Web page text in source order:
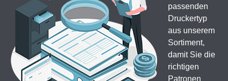
passenden
Druckertyp
aus unserem
Sortiment,
damit Sie die
richtigen
Patronen